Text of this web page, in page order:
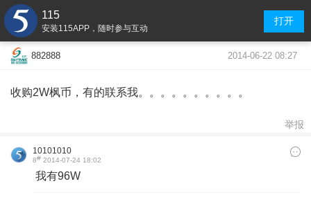
115
安装115APP，随时参与互动
打开
882888 2014-06-22 08:27
收购2W枫币，有的联系我。。。。。。。。。。
举报
10101010
8# 2014-07-24 18:02
我有96W